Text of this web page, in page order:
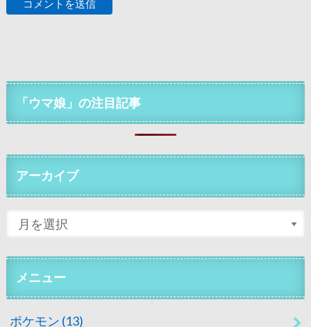
「ウマ娘」の注目記事
アーカイブ
メニュー
ポケモン (13)